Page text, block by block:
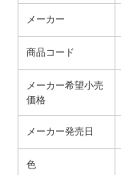
メーカー
商品コード
メーカー希望小売
価格
メーカー発売日
色